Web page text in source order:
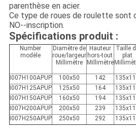
parenthèse en acier.
Ce type de roues de roulette sont
NO--inscription.
Spécifications produit :
Number
modèle
Diamètre de
roue/largeur
Millimètre
Hauteur
hors-tout
Millimètre
Taille
plat
I007H100APUP 100x50 142
I007H125APUP 125x50 164
I007H150APUP
160x50 194
I007H200APUP
200x50 239
I007H250APUP
250x50 292